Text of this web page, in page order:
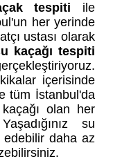
tespiti ile
her yerinde
ustası olarak
kaçağı tespiti
içerisinde
tüm İstanbul'da
olan her
su
edebilir daha az